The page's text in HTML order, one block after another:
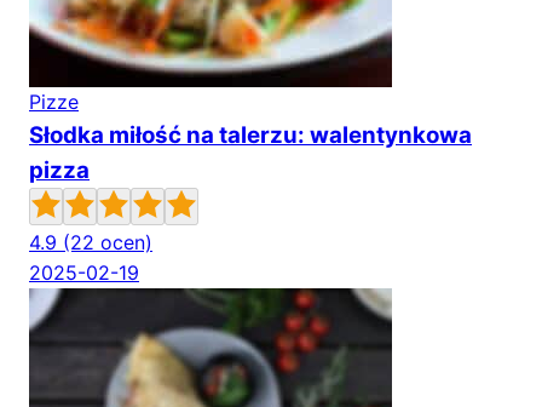
Pizze
Słodka miłość na talerzu: walentynkowa
pizza
4.9 (22 ocen)
2025-02-19